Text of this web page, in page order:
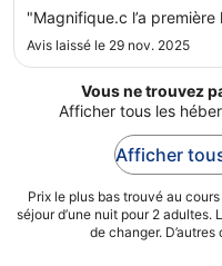
"Magnifique.c l’a
Avis laissé le 29 nov. 2025
Vous ne trouvez
Afficher tous les
Afficher
Prix le plus bas trouvé au
séjour d’une nuit pour 2
de changer.